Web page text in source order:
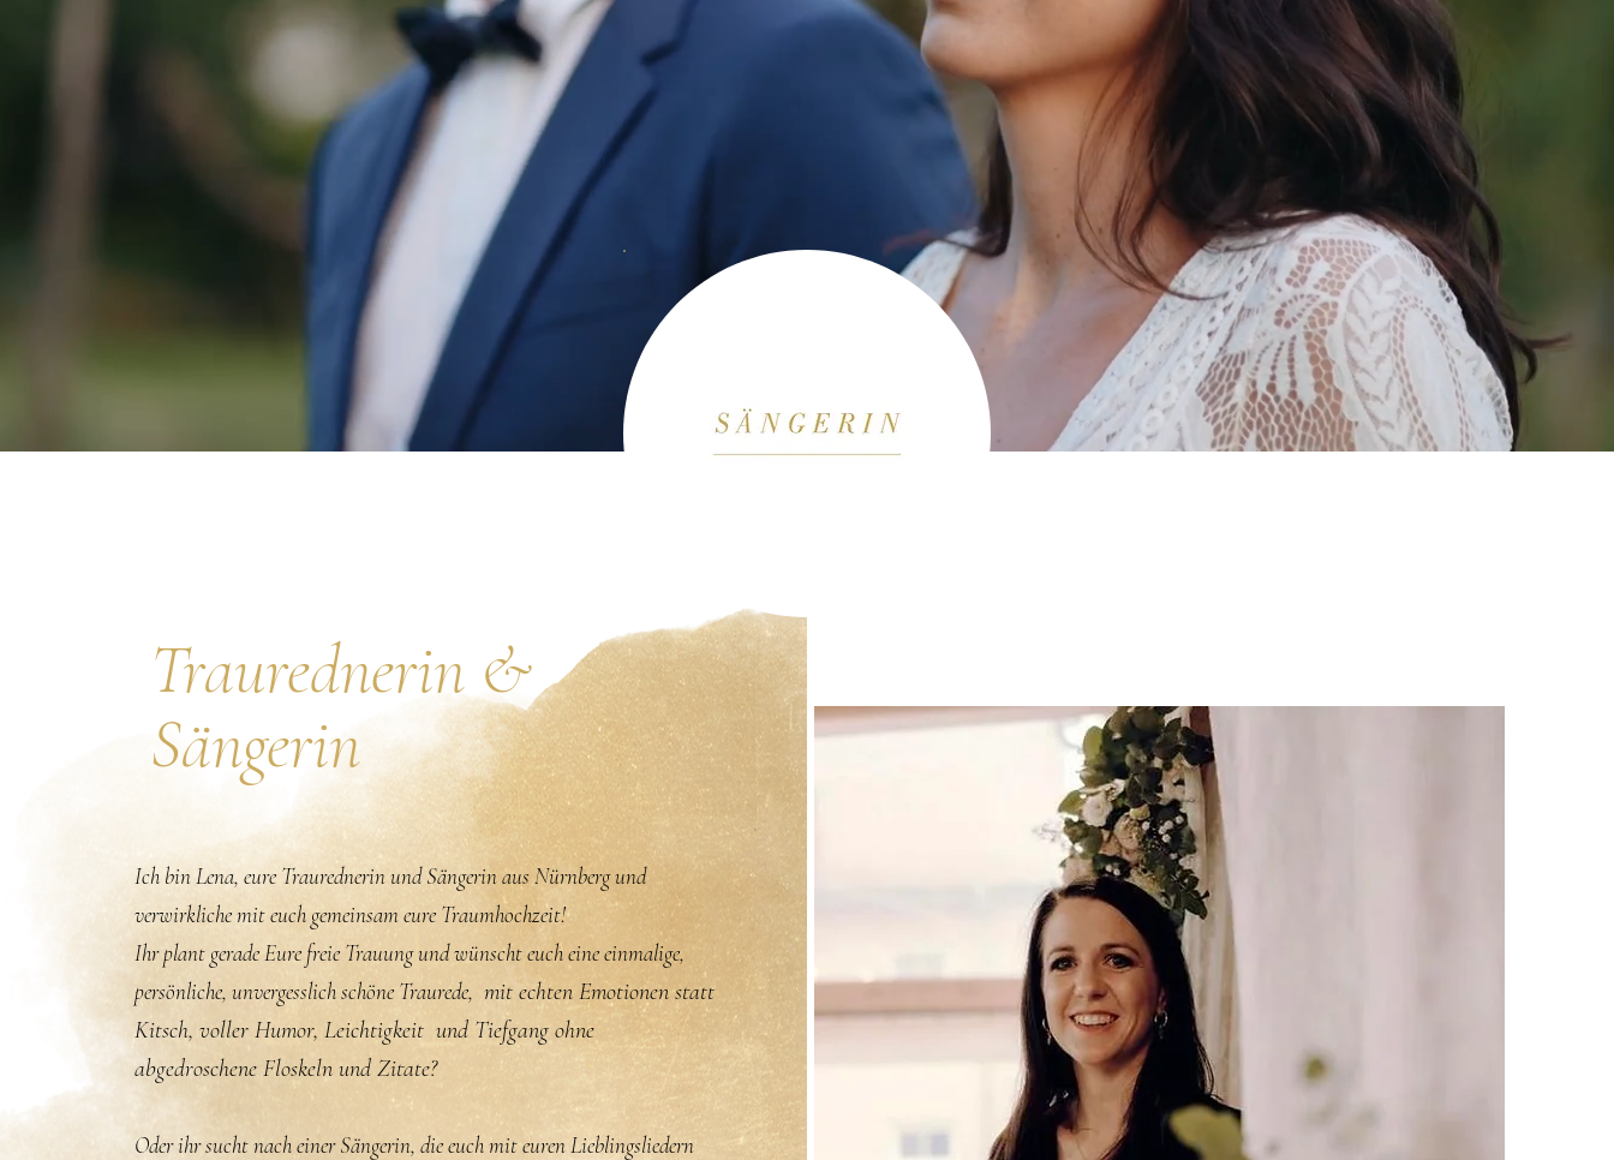
Traurednerin &
Sängerin
Ich bin Lena, eure Traurednerin und Sängerin aus Nürnberg und
verwirkliche mit euch gemeinsam eure Traumhochzeit!
Ihr plant gerade Eure freie Trauung und wünscht euch eine einmalige,
persönliche, unvergesslich schöne Traurede, mit echten Emotionen statt
Kitsch, voller Humor, Leichtigkeit und Tiefgang ohne
abgedroschene Floskeln und Zitate?
​Oder ihr sucht nach einer Sängerin, die euch mit euren Lieblingsliedern